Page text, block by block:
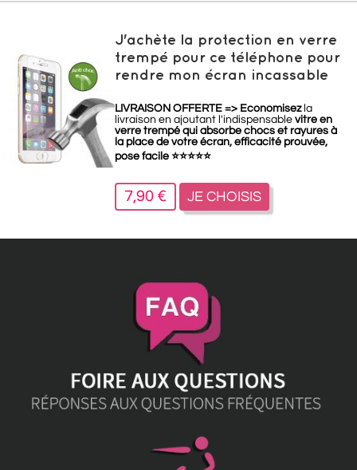
J'achète la protection en verre
trempé pour ce téléphone pour
rendre mon écran incassable
LIVRAISON OFFERTE => Economisezla
livraison en ajoutant l'indispensable vitre en
verre trempé qui absorbe chocs et rayures à
la place de votre écran, efficacité prouvée,
pose facile ⭐⭐⭐⭐⭐
7,90 € JE CHOISIS